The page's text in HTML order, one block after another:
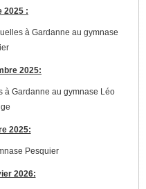
2025 :
à Gardanne au gymnase
2025:
Gardanne au gymnase Léo
2025:
Pesquier
2026: